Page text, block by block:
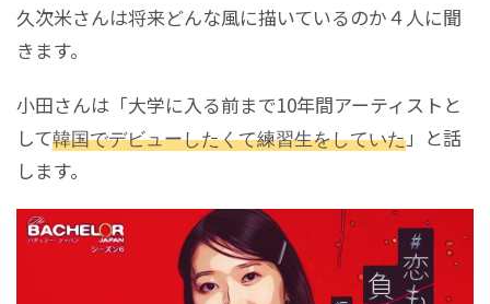
久次米さんは将来どんな風に描いているのか４人に聞
きます。
小田さんは「大学に入る前まで10年間アーティストと
して韓国でデビューしたくて練習生をしていた」と話
します。